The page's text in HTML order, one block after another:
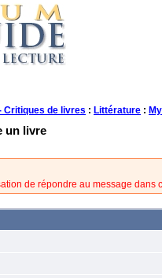
Critiques de livres : Littérature :
un livre
de répondre au message dans